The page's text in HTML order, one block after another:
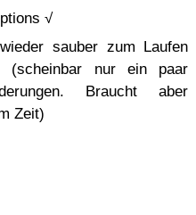
√
sauber zum Laufen
(scheinbar nur ein paar
Braucht aber
Zeit)